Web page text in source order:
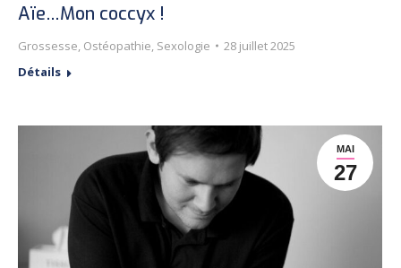
Aïe…Mon coccyx !
Grossesse, Ostéopathie, Sexologie
28 juillet 2025
Détails
MAI
27